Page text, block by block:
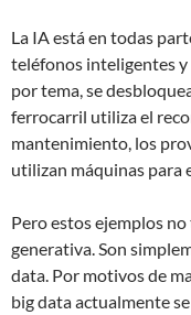
La IA está en todas
teléfonos inteligentes
por tema, se
ferrocarril utiliza el
mantenimiento, los
utilizan máquinas para
Pero estos ejemplos
generativa. Son
data. Por motivos de
big data actualmente